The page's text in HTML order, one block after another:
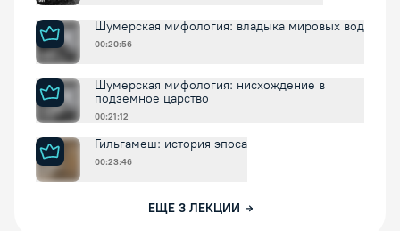
Шумерская мифология: владыка мировых вод
00:20:56
Шумерская мифология: нисхождение в
подземное царство
00:21:12
Гильгамеш: история эпоса
00:23:46
ЕЩЕ 3 ЛЕКЦИИ